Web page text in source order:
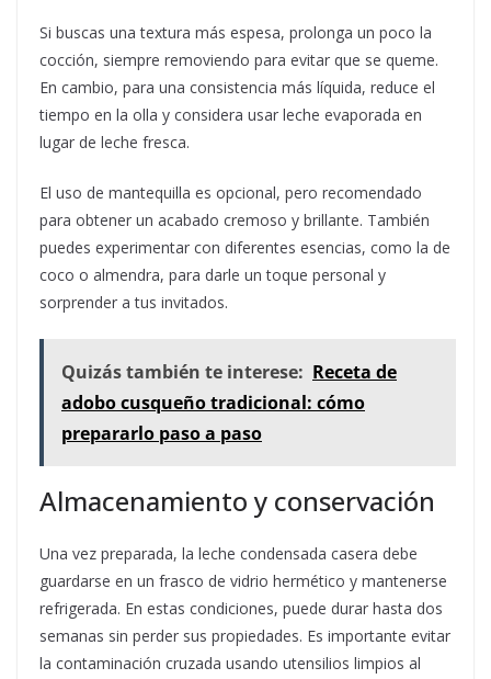
Si buscas una textura más espesa, prolonga un poco la
cocción, siempre removiendo para evitar que se queme.
En cambio, para una consistencia más líquida, reduce el
tiempo en la olla y considera usar leche evaporada en
lugar de leche fresca.
El uso de mantequilla es opcional, pero recomendado
para obtener un acabado cremoso y brillante. También
puedes experimentar con diferentes esencias, como la de
coco o almendra, para darle un toque personal y
sorprender a tus invitados.
Quizás también te interese: Receta de
adobo cusqueño tradicional: cómo
prepararlo paso a paso
Almacenamiento y conservación
Una vez preparada, la leche condensada casera debe
guardarse en un frasco de vidrio hermético y mantenerse
refrigerada. En estas condiciones, puede durar hasta dos
semanas sin perder sus propiedades. Es importante evitar
la contaminación cruzada usando utensilios limpios al